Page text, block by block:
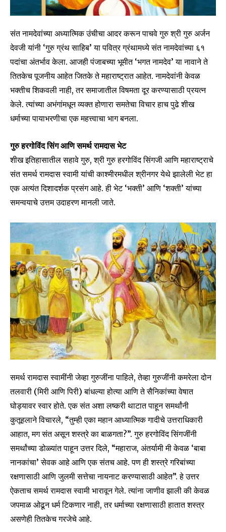
संत नामदेवांच्या अध्यात्मिक उंचीचा आदर करून पाचवे गुरु श्री गुरु अर्जन
देवजी यांनी ‘गुरु ग्रंथ साहिब’ या पवित्र ग्रंथामध्ये संत नामदेवांच्या ६१
पदांचा अंतर्भाव केला. आजही पंजाबच्या भूमीत ‘भगत नामदेव’ या नावाने ते
तितकेच पूजनीय आहेत जितके ते महाराष्ट्रात आहेत. नामदेवांनी केवळ
भक्तीच शिकवली नाही, तर समाजातील विषमता दूर करण्यासाठी प्रयत्न
केले. त्यांच्या अभंगांमधून व्यक्त होणारा समतेचा विचार हाच पुढे शीख
धर्माच्या पायाभरणीचा एक महत्त्वाचा भाग बनला.
गुरु हरगोविंद सिंग आणि समर्थ रामदास भेट
शीख इतिहासातील सहावे गुरु, श्री गुरु हरगोविंद सिंगजी आणि महाराष्ट्राचे
संत समर्थ रामदास स्वामी यांची काश्मीरमधील श्रीनगर येथे झालेली भेट हा
एक अत्यंत दिशादर्शक प्रसंग आहे. ही भेट ‘भक्ती’ आणि ‘शक्ती’ यांच्या
समन्वयाचे उत्तम उदाहरण मानली जाते.
समर्थ रामदास स्वामींनी जेव्हा गुरुजींना पाहिले, तेव्हा गुरुजींनी कमरेला दोन
तलवारी (मिरी आणि पिरी) बांधल्या होत्या आणि ते सैनिकांच्या वेषात
घोड्यावर स्वार होते. एक संत अशा लष्करी थाटात पाहून समर्थांनी
कुतूहलाने विचारले, “तुम्ही एका महान आध्यात्मिक गादीचे उत्तराधिकारी
आहात, मग संत असून शस्त्रे का बाळगता?”. गुरु हरगोविंद सिंगजींनी
समर्थांच्या डोळ्यांत पाहून उत्तर दिले, “महाराज, अंतर्यामी मी केवळ ‘बाबा
नानकांचा’ सेवक आहे आणि एक संतच आहे. पण ही शस्त्रे गरिबांच्या
रक्षणासाठी आणि जुलमी सत्तेचा नायनाट करण्यासाठी आहेत”. हे उत्तर
ऐकताच समर्थ रामदास स्वामी भारावून गेले. त्यांना जाणीव झाली की केवळ
जपमाळ ओढून धर्म टिकणार नाही, तर धर्माच्या रक्षणासाठी हातात शस्त्र
असणेही तितकेच गरजेचे आहे.